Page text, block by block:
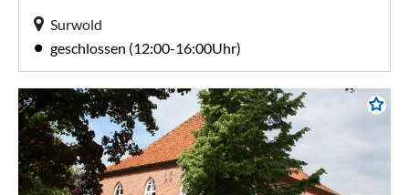
Surwold
geschlossen (12:00-16:00Uhr)